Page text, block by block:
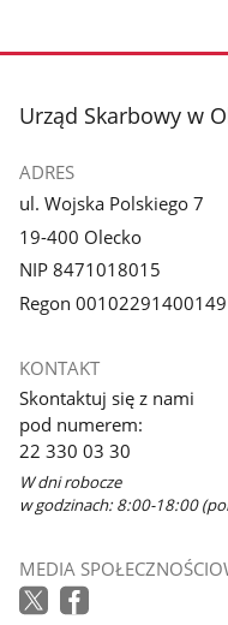
stopka
Urząd Skarbowy w
ADRES
ul. Wojska Polskiego 7
19-400 Olecko
NIP 8471018015
Regon 00102291400149
KONTAKT
Skontaktuj się z nami
pod numerem:
22 330 03 30
W dni robocze
w godzinach: 8:00-18:00
MEDIA